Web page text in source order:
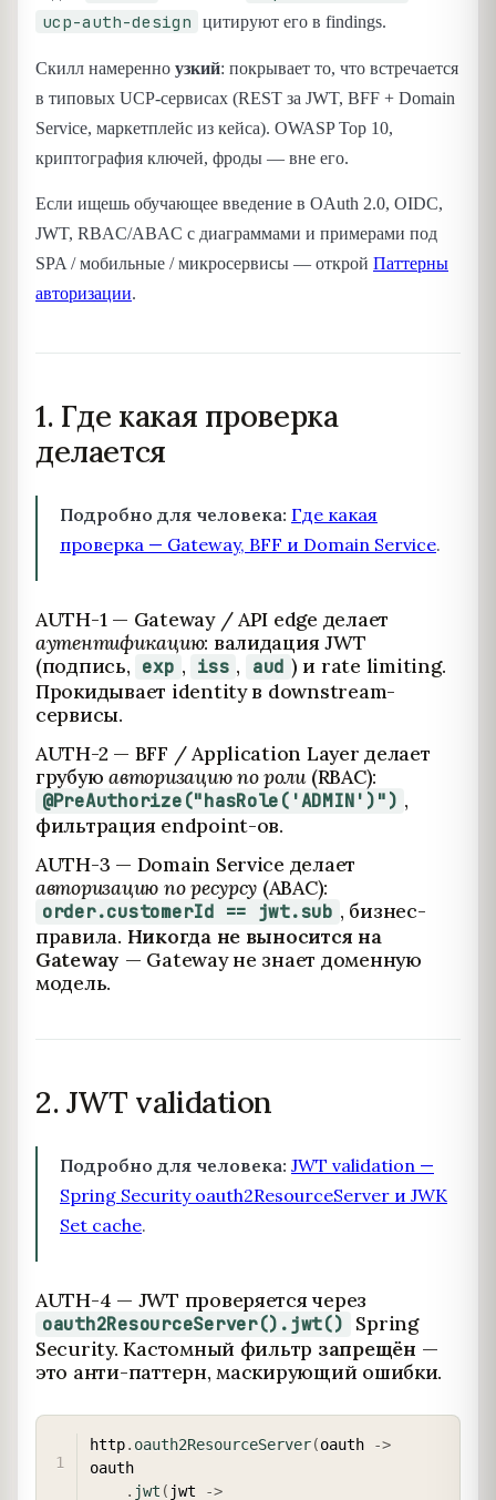
ucp-auth-design цитируют его в findings.
Скилл намеренно узкий: покрывает то, что встречается
в типовых UCP-сервисах (REST за JWT, BFF + Domain
Service, маркетплейс из кейса). OWASP Top 10,
криптография ключей, фроды — вне его.
Если ищешь обучающее введение в OAuth 2.0, OIDC,
JWT, RBAC/ABAC с диаграммами и примерами под
SPA / мобильные / микросервисы — открой Паттерны
авторизации.
1. Где какая проверка
делается
Подробно для человека: Где какая
проверка — Gateway, BFF и Domain Service.
AUTH-1 — Gateway / API edge делает
аутентификацию: валидация JWT
(подпись, exp , iss , aud ) и rate limiting.
Прокидывает identity в downstream-
сервисы.
AUTH-2 — BFF / Application Layer делает
грубуюавторизацию по роли(RBAC):
@PreAuthorize("hasRole('ADMIN')") ,
фильтрация endpoint-ов.
AUTH-3 — Domain Service делает
авторизацию по ресурсу (ABAC):
order.customerId == jwt.sub , бизнес-
правила. Никогда не выносится на
Gateway — Gateway не знает доменную
модель.
2. JWT validation
Подробно для человека: JWT validation —
Spring Security oauth2ResourceServer и JWK
Set cache.
AUTH-4 — JWT проверяется через
oauth2ResourceServer().jwt()
Spring
Security. Кастомный фильтр запрещён —
это анти-паттерн, маскирующий ошибки.
http. oauth2ResourceServer(oauth
->
oauth
. jwt ( jwt ->